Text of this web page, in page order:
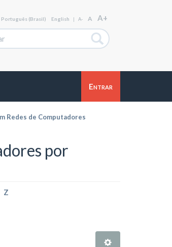
Português (Brasil) English | A- A A+
Entrar
Redes de Computadores
por
Z